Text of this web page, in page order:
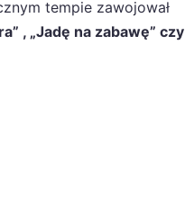
tempie zawojował
, „Jadę na zabawę” czy